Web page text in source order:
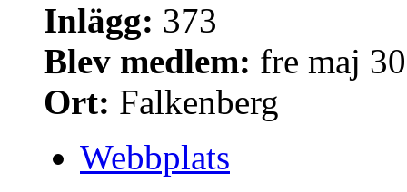
Inlägg: 373
Blev medlem: fre maj
Ort: Falkenberg
Webbplats